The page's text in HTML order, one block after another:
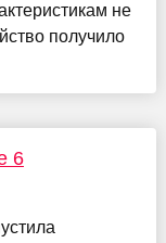
не
получило
6